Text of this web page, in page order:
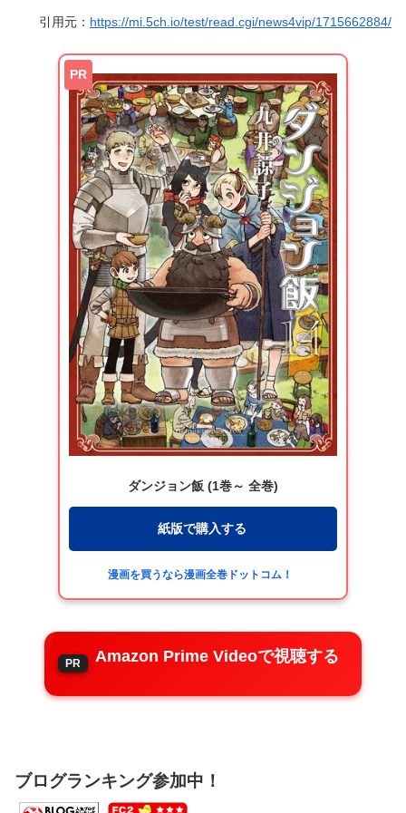
引用元： https://mi.5ch.io/test/read.cgi/news4vip/1715662884/
PR
ダンジョン飯 (1巻～ 全巻)
紙版で購入する
漫画を買うなら漫画全巻ドットコム！
Amazon Prime Videoで視聴する
ブログランキング参加中！